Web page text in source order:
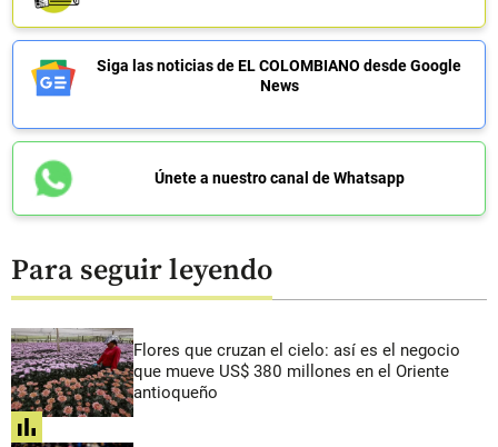
Siga las noticias de EL COLOMBIANO desde Google
News
Únete a nuestro canal de Whatsapp
Para seguir leyendo
Flores que cruzan el cielo: así es el negocio
que mueve US$ 380 millones en el Oriente
antioqueño
share